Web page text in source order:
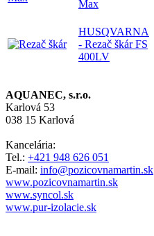
Max
HUSQVARNA
- Rezač škár FS
400LV
AQUANEC, s.r.o.
Karlová 53
038 15 Karlová
Kancelária:
Tel.: +421 948 626 051
E-mail: info@pozicovnamartin.sk
www.pozicovnamartin.sk
www.syncol.sk
www.pur-izolacie.sk